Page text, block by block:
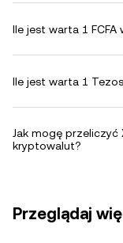
Ile jest warta 1 FCFA
Ile jest warta 1
Jak mogę przeliczyć
kryptowalut?
Przeglądaj